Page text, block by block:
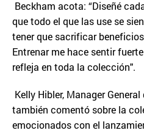
Beckham acota: “Diseñé
que todo el que las use se
tener que sacrificar
Entrenar me hace sentir
refleja en toda la colección".
Kelly Hibler, Manager
también comentó sobre la
emocionados con el